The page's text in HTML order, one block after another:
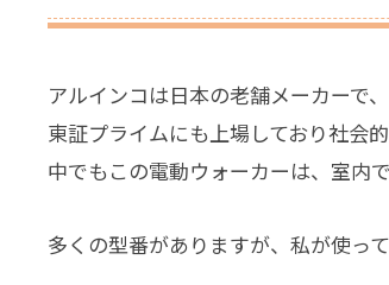
アルインコは日本の老舗メーカーで
東証プライムにも上場しており社会
中でもこの電動ウォーカーは、室内
多くの型番がありますが、私が使っ